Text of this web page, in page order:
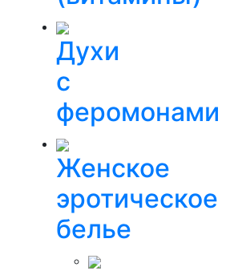
Духи
с
феромонами
Женское
эротическое
белье